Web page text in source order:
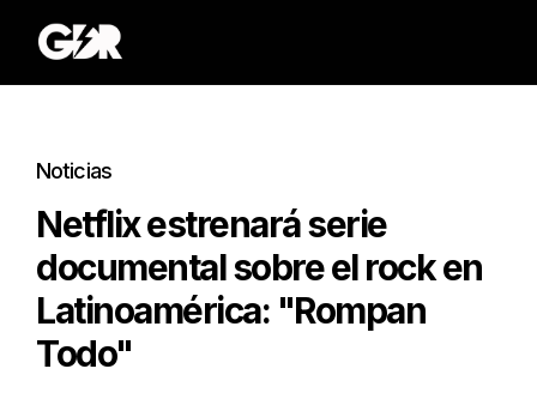
Noticias
Netflix estrenará serie
documental sobre el rock en
Latinoamérica: "Rompan
Todo"